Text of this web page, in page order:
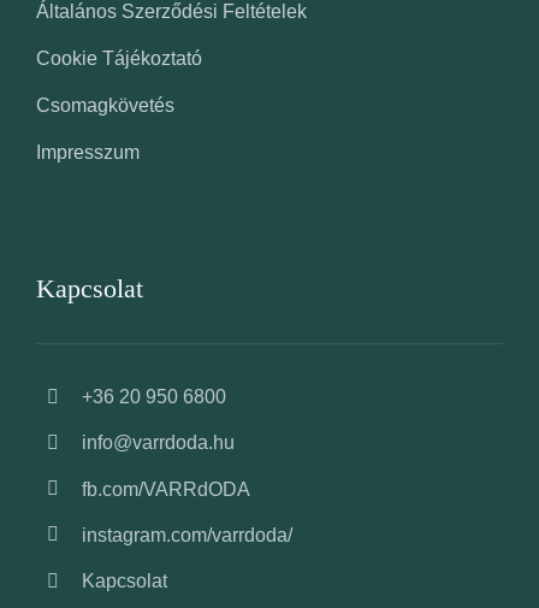
Általános Szerződési Feltételek
Cookie Tájékoztató
Csomagkövetés
Impresszum
Kapcsolat
+36 20 950 6800
info@varrdoda.hu
fb.com/VARRdODA
instagram.com/varrdoda/
Kapcsolat